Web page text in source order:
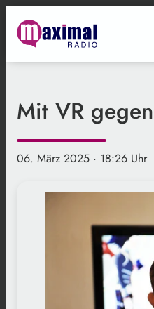
Mit VR
06. März 2025 · 18:26 Uhr